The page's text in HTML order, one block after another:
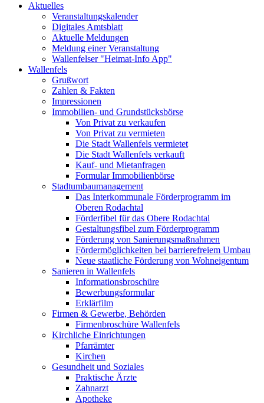
Aktuelles
Veranstaltungskalender
Digitales Amtsblatt
Aktuelle Meldungen
Meldung einer Veranstaltung
Wallenfelser "Heimat-Info App"
Wallenfels
Grußwort
Zahlen & Fakten
Impressionen
Immobilien- und Grundstücksbörse
Von Privat zu verkaufen
Von Privat zu vermieten
Die Stadt Wallenfels vermietet
Die Stadt Wallenfels verkauft
Kauf- und Mietanfragen
Formular Immobilienbörse
Stadtumbaumanagement
Das Interkommunale Förderprogramm im
Oberen Rodachtal
Förderfibel für das Obere Rodachtal
Gestaltungsfibel zum Förderprogramm
Förderung von Sanierungsmaßnahmen
Fördermöglichkeiten bei barrierefreiem Umbau
Neue staatliche Förderung von Wohneigentum
Sanieren in Wallenfels
Informationsbroschüre
Bewerbungsformular
Erklärfilm
Firmen & Gewerbe, Behörden
Firmenbroschüre Wallenfels
Kirchliche Einrichtungen
Pfarrämter
Kirchen
Gesundheit und Soziales
Praktische Ärzte
Zahnarzt
Apotheke